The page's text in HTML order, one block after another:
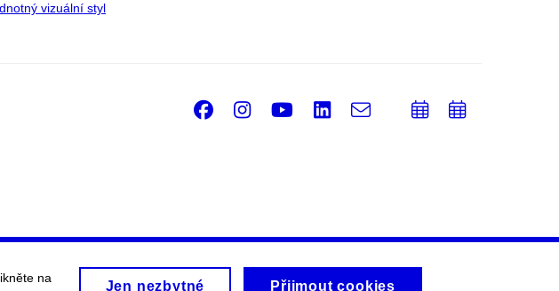
vizuální styl
Facebook
Instagram
Youtube
LinkedIn
e-
PřidatPřidat
na
Jen nezbytné Přijmout cookies